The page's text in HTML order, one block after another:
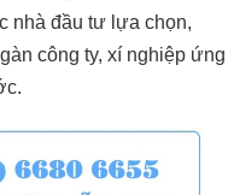
nhà đầu tư lựa chọn,
công ty, xí nghiệp ứng